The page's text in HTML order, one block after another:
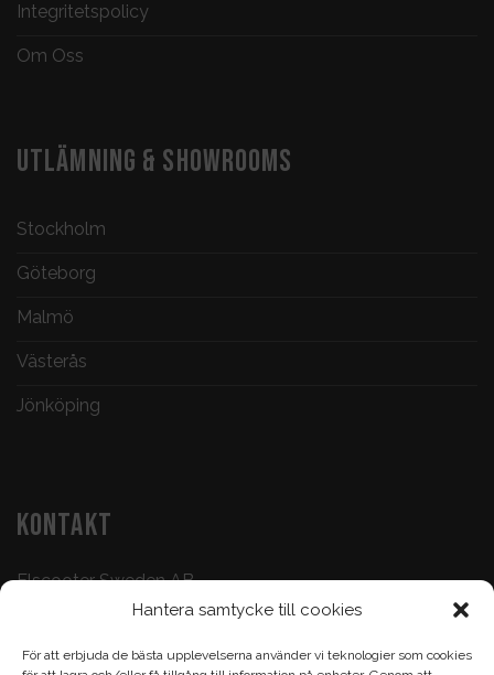
Hantera samtycke till cookies
För att erbjuda de bästa upplevelserna använder vi teknologier som cookies
Integritetspolicy
Om Oss
UTLÄMNING & SHOWROOMS
Stockholm
Göteborg
Malmö
Västerås
Jönköping
KONTAKT
Elscooter Sweden AB
Butik & Verkstad: 073-500 47 72
Köp & Frågor: 070-395 17 93